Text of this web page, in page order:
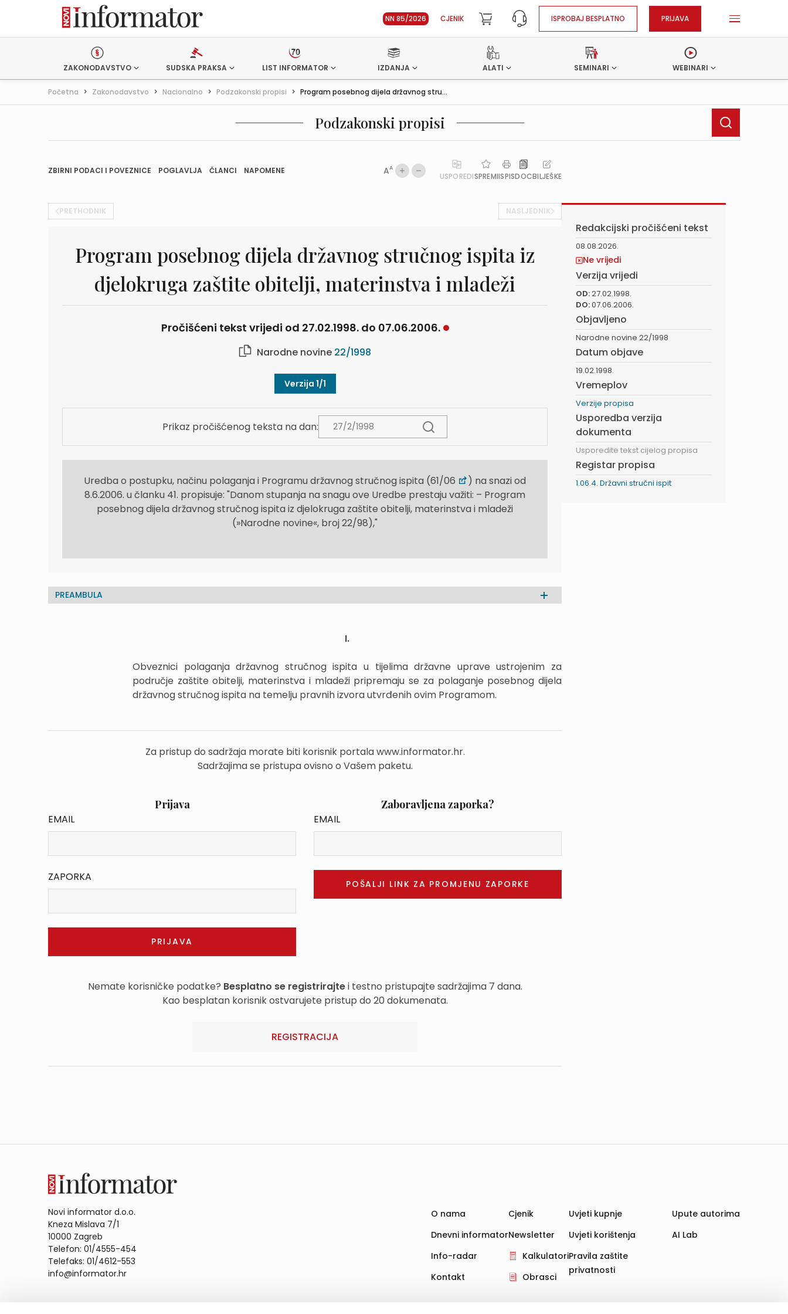
NN 85/2026 CJENIK ISPROBAJ BESPLATNO PRIJAVA
ZAKONODAVSTVO SUDSKA PRAKSA LIST INFORMATOR IZDANJA ALATI SEMINARI WEBINARI
Početna > Zakonodavstvo > Nacionalno > Podzakonski propisi > Program posebnog dijela državnog stru...
Podzakonski propisi
ZBIRNI PODACI I POVEZNICE POGLAVLJA ČLANCI NAPOMENE AA
USPOREDISPREMIISPISDOCBILJEŠKE
PRETHODNIK NASLJEDNIK
Program posebnog dijela državnog stručnog ispita iz
djelokruga zaštite obitelji, materinstva i mladeži
Pročišćeni tekst vrijedi od 27.02.1998. do 07.06.2006.
Narodne novine 22/1998
Verzija 1/1
Prikaz pročišćenog teksta na dan:
Uredba o postupku, načinu polaganja i Programu državnog stručnog ispita (61/06
) na snazi od
8.6.2006. u članku 41. propisuje: "Danom stupanja na snagu ove Uredbe prestaju važiti: – Program
posebnog dijela državnog stručnog ispita iz djelokruga zaštite obitelji, materinstva i mladeži
(»Narodne novine«, broj 22/98),"
PREAMBULA
I.
Obveznici polaganja državnog stručnog ispita u tijelima državne uprave ustrojenim za
područje zaštite obitelji, materinstva i mladeži pripremaju se za polaganje posebnog dijela
državnog stručnog ispita na temelju pravnih izvora utvrđenih ovim Programom.
Za pristup do sadržaja morate biti korisnik portala www.informator.hr.
Sadržajima se pristupa ovisno o Vašem paketu.
Prijava
EMAIL
ZAPORKA
Zaboravljena zaporka?
EMAIL
Nemate korisničke podatke? Besplatno se registrirajtei testno pristupajte sadržajima 7 dana.
Kao besplatan korisnik ostvarujete pristup do 20 dokumenata.
REGISTRACIJA
Redakcijski pročišćeni tekst
08.08.2026.
Ne vrijedi
Verzija vrijedi
OD:27.02.1998.
DO:07.06.2006.
Objavljeno
Narodne novine 22/1998
Datum objave
19.02.1998.
Vremeplov
Verzije propisa
Usporedba verzija
dokumenta
Usporedite tekst cijelog propisa
Registar propisa
1.06.4. Državni stručni ispit
Novi informator d.o.o.
Kneza Mislava 7/1
10000 Zagreb
Telefon: 01/4555-454
Telefaks: 01/4612-553
info@informator.hr
O nama
Dnevni informator
Info-radar
Kontakt
Cjenik
Newsletter
Kalkulatori
Obrasci
Uvjeti kupnje
Uvjeti korištenja
Pravila zaštite
privatnosti
Upute autorima
AI Lab